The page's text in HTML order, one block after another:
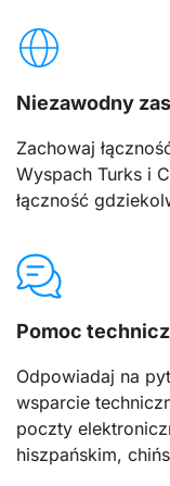
Niezawodny
Zachowaj
Wyspach Turks i
łączność
Pomoc
Odpowiadaj na
wsparcie
poczty
hiszpańskim,